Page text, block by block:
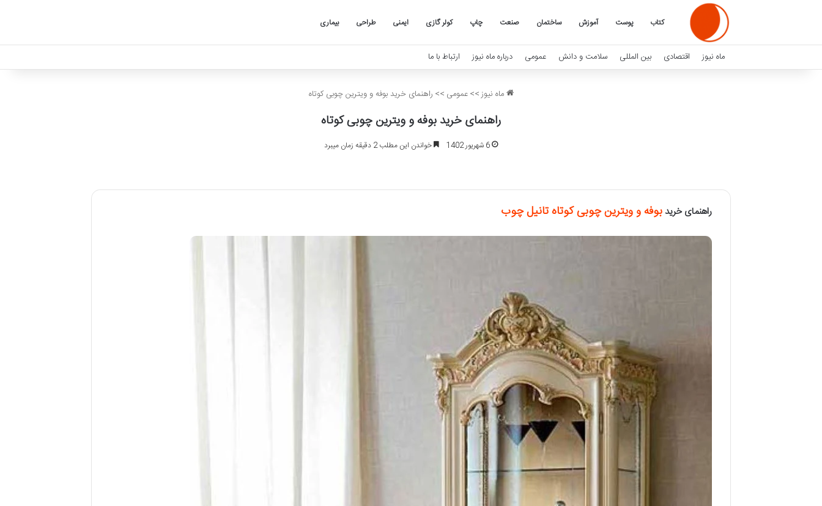
کتاب پوست آموزش ساختمان صنعت چاپ کولر گازی ایمنی طراحی بیماری
ماه نیوز اقتصادی بین المللی سلامت و دانش عمومی درباره ماه نیوز ارتباط با ما
ماه نیوز>> عمومی >> راهنمای خرید بوفه و ویترین چوبی کوتاه
راهنمای خرید بوفه و ویترین چوبی کوتاه
6 شهریور 1402 خواندن این مطلب 2 دقیقه زمان میبرد
راهنمای خریدبوفه و ویترین چوبی کوتاه تانیل چوب